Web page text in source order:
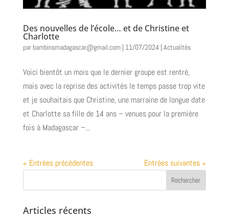
Des nouvelles de l’école… et de Christine et
Charlotte
parbambinsmadagascar@gmail.com | 11/07/2024 | Actualités
Voici bientôt un mois que le dernier groupe est rentré,
mais avec la reprise des activités le temps passe trop vite
et je souhaitais que Christine, une marraine de longue date
et Charlotte sa fille de 14 ans – venues pour la première
fois à Madagascar –...
« Entrées précédentes Entrées suivantes »
Articles récents